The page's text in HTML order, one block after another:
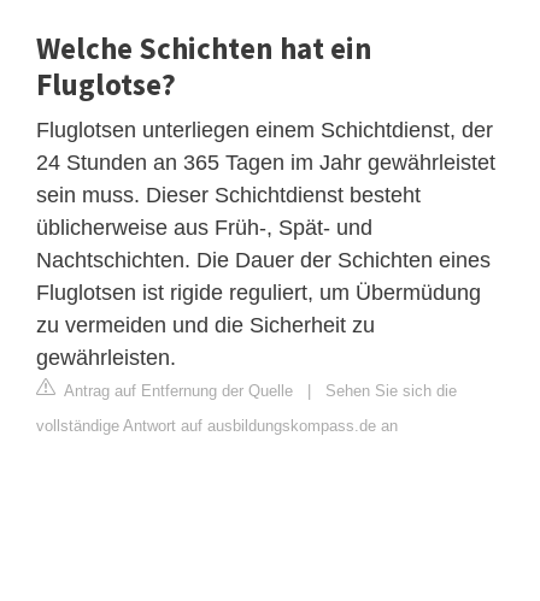
Welche Schichten hat ein
Fluglotse?
Fluglotsen unterliegen einem Schichtdienst, der
24 Stunden an 365 Tagen im Jahr gewährleistet
sein muss. Dieser Schichtdienst besteht
üblicherweise aus Früh-, Spät- und
Nachtschichten. Die Dauer der Schichten eines
Fluglotsen ist rigide reguliert, um Übermüdung
zu vermeiden und die Sicherheit zu
gewährleisten.
Antrag auf Entfernung der Quelle
Sehen Sie sich die
vollständige Antwort auf ausbildungskompass.de an